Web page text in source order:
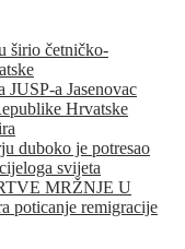
širio četničko-
a Jasenovac
Hrvatske
duboko je potresao
svijeta
MRŽNJE U
poticanje remigracije